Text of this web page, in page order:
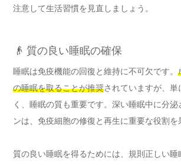
注意して生活習慣を見直しましょう。
👴 質の良い睡眠の確保
睡眠は免疫機能の回復と維持に不可欠です。
の睡眠を取ることが推奨されていますが、単
く、睡眠の質も重要です。深い睡眠中に分
ンは、免疫細胞の修復と再生に重要な役割を
質の良い睡眠を得るためには、規則正しい睡